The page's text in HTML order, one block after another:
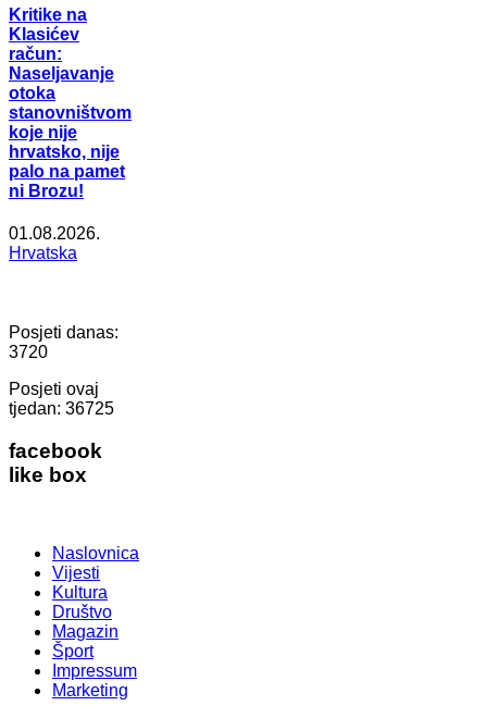
Kritike na
Klasićev
račun:
Naseljavanje
otoka
stanovništvom
koje nije
hrvatsko, nije
palo na pamet
ni Brozu!
01.08.2026.
Hrvatska
Posjeti danas:
3720
Posjeti ovaj
tjedan: 36725
facebook
like box
Naslovnica
Vijesti
Kultura
Društvo
Magazin
Šport
Impressum
Marketing